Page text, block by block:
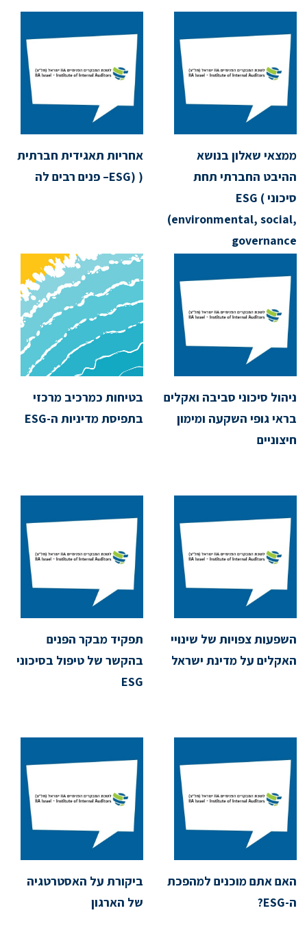
ממצאי שאלון בנושא
ההיבט החברתי תחת
סיכוני ESG (
(environmental, social,
governance
אחריות תאגידית חברתית
( (ESG– פנים רבים לה
ניהול סיכוני סביבה ואקלים
בראי גופי השקעה ומימון
חיצוניים
בטיחות כמרכיב מרכזי
בתפיסת מדיניות ה-ESG
השפעות צפויות של שינויי
האקלים על מדינת ישראל
תפקיד מבקר הפנים
בהקשר של טיפול בסיכוני
ESG
האם אתם מוכנים למהפכת
ה-ESG?
ביקורת על האסטרטגיה
של הארגון